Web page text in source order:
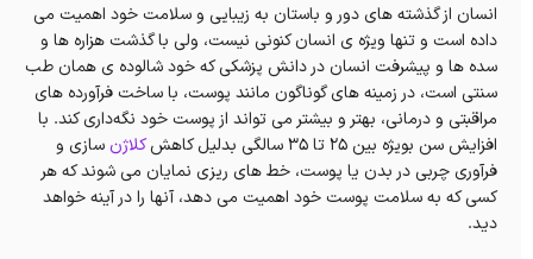
انسان از گذشته های دور و باستان به زیبایی و سلامت خود اهمیت می
داده است و تنها ویژه ی انسان کنونی نیست، ولی با گذشت هزاره ها و
سده ها و پیشرفت انسان در دانش پزشکی که خود شالوده ی همان طب
سنتی است، در زمینه های گوناگون مانند پوست، با ساخت فرآورده های
مراقبتی و درمانی، بهتر و بیشتر می‌ تواند از پوست خود نگه‌داری کند. با
افزایش سن بویژه بین ۲۵ تا ۳۵ سالگی بدلیل کاهش
کلاژن سازی و
فرآوری چربی در بدن یا پوست، خط های ریزی نمایان می‌ شوند که هر
کسی که به سلامت پوست خود اهمیت می دهد، آنها را در آینه خواهد
دید.